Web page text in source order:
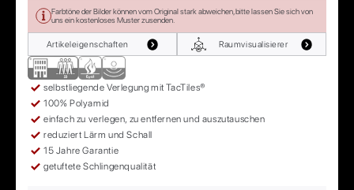
Farbtöne der Bilder können vom Original stark abweichen, bitte lassen Sie sich von
uns ein kostenloses Muster zusenden.
Artikeleigenschaften Raumvisualisierer
selbstliegende Verlegung mit TacTiles®
100% Polyamid
einfach zu verlegen, zu entfernen und auszutauschen
reduziert Lärm und Schall
15 Jahre Garantie
getuftete Schlingenqualität